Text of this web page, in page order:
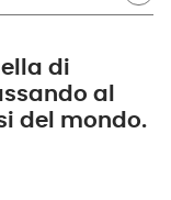
di
al
del mondo.